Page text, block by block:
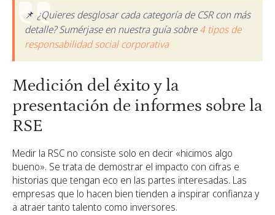
📌 ¿Quieres desglosar cada categoría de CSR con más
detalle? Sumérjase en nuestra guía sobre4 tipos de
responsabilidad social corporativa
Medición del éxito y la
presentación de informes sobre la
RSE
Medir la RSC no consiste solo en decir «hicimos algo
bueno». Se trata de demostrar el impacto con cifras e
historias que tengan eco en las partes interesadas. Las
empresas que lo hacen bien tienden a inspirar confianza y
a atraer tanto talento como inversores.